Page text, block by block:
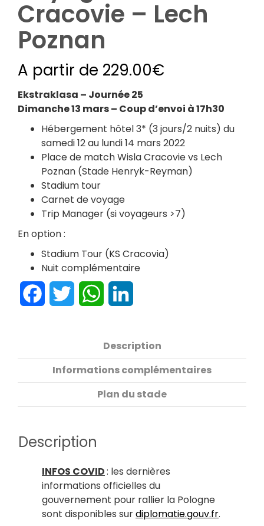
Cracovie – Lech
Poznan
A partir de 229.00€
Ekstraklasa – Journée 25
Dimanche 13 mars – Coup d’envoi à 17h30
Hébergement hôtel 3* (3 jours/2 nuits) du
samedi 12 au lundi 14 mars 2022
Place de match Wisla Cracovie vs Lech
Poznan (Stade Henryk-Reyman)
Stadium tour
Carnet de voyage
Trip Manager (si voyageurs >7)
En option :
Stadium Tour (KS Cracovia)
Nuit complémentaire
FacebookTwitter WhatsApp
Description
Informations complémentaires
Plan du stade
Description
INFOS COVID: les dernières
informations officielles du
gouvernement pour rallier la Pologne
sont disponibles surdiplomatie.gouv.fr.